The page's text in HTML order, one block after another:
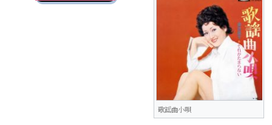
歌謡曲小唄